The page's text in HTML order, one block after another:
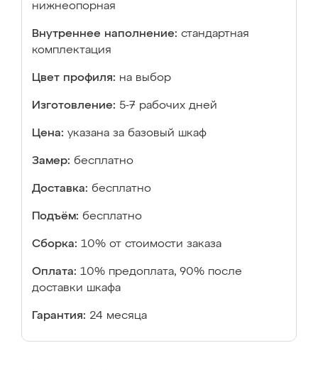
нижнеопорная
Внутреннее наполнение: стандартная
комплектация
Цвет профиля: на выбор
Изготовление: 5-7 рабочих дней
Цена: указана за базовый шкаф
Замер: бесплатно
Доставка: бесплатно
Подъём: бесплатно
Сборка: 10% от стоимости заказа
Оплата: 10% предоплата, 90% после
доставки шкафа
Гарантия: 24 месяца